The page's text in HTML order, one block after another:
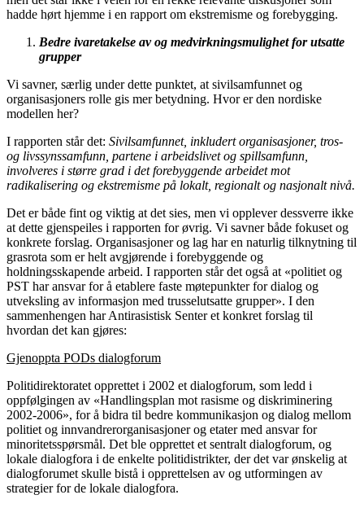
hadde hørt hjemme i en rapport om ekstremisme og forebygging.
Bedre ivaretakelse av og medvirkningsmulighet for utsatte
grupper
Vi savner, særlig under dette punktet, at sivilsamfunnet og
organisasjoners rolle gis mer betydning. Hvor er den nordiske
modellen her?
I rapporten står det: Sivilsamfunnet, inkludert organisasjoner, tros-
og livssynssamfunn, partene i arbeidslivet og spillsamfunn,
involveres i større grad i det forebyggende arbeidet mot
radikalisering og ekstremisme på lokalt, regionalt og nasjonalt nivå.
Det er både fint og viktig at det sies, men vi opplever dessverre ikke
at dette gjenspeiles i rapporten for øvrig. Vi savner både fokuset og
konkrete forslag. Organisasjoner og lag har en naturlig tilknytning til
grasrota som er helt avgjørende i forebyggende og
holdningsskapende arbeid. I rapporten står det også at «politiet og
PST har ansvar for å etablere faste møtepunkter for dialog og
utveksling av informasjon med trusselutsatte grupper». I den
sammenhengen har Antirasistisk Senter et konkret forslag til
hvordan det kan gjøres:
Gjenoppta PODs dialogforum
Politidirektoratet opprettet i 2002 et dialogforum, som ledd i
oppfølgingen av «Handlingsplan mot rasisme og diskriminering
2002-2006», for å bidra til bedre kommunikasjon og dialog mellom
politiet og innvandrerorganisasjoner og etater med ansvar for
minoritetsspørsmål. Det ble opprettet et sentralt dialogforum, og
lokale dialogfora i de enkelte politidistrikter, der det var ønskelig at
dialogforumet skulle bistå i opprettelsen av og utformingen av
strategier for de lokale dialogfora.